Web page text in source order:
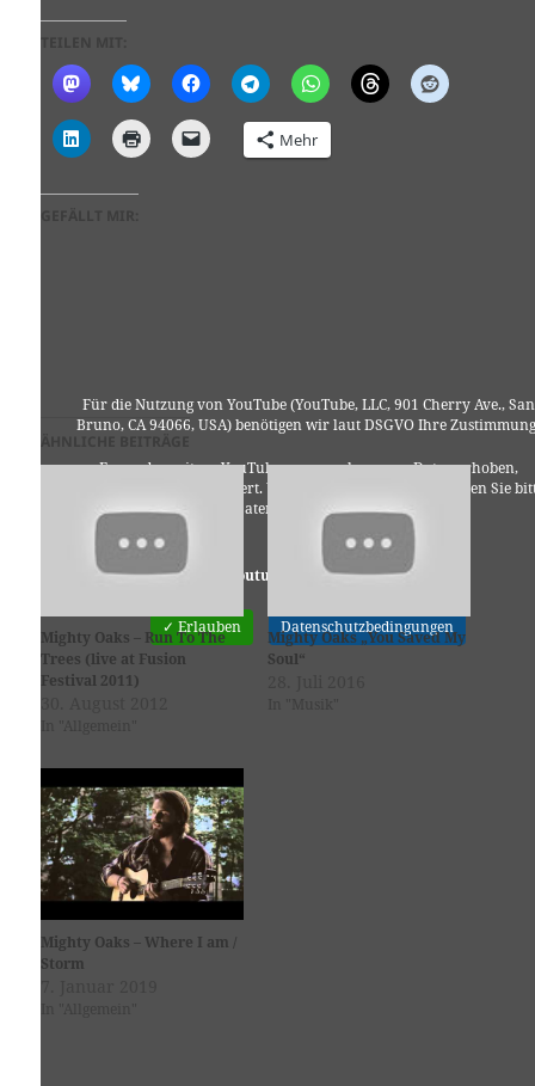
Für die Nutzung von YouTube (YouTube, LLC, 901 Cherry Ave., San
Bruno, CA 94066, USA) benötigen wir laut DSGVO Ihre
Es werden seitens YouTube personenbezogene Daten erhoben,
verarbeitet und gespeichert. Welche Daten genau entnehmen Sie
den Datenschutzbedingungen.
Youtube ist deaktiviert.
✓ Erlauben Datenschutzbedingungen
Mehr
Mighty Oaks – Run To The
Trees (live at Fusion
Festival 2011)
Mighty Oaks „You Saved My
Soul“
Mighty Oaks – Where I am /
Storm